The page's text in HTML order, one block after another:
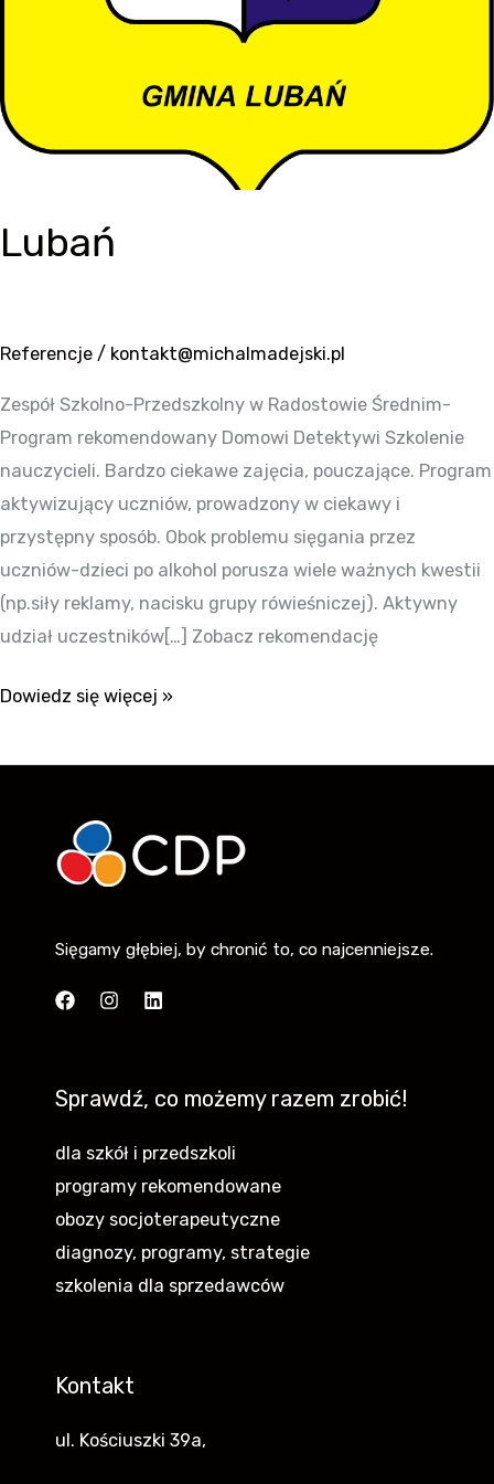
Lubań
Referencje / kontakt@michalmadejski.pl
Zespół Szkolno-Przedszkolny w Radostowie Średnim-
Program rekomendowany Domowi Detektywi Szkolenie
nauczycieli. Bardzo ciekawe zajęcia, pouczające. Program
aktywizujący uczniów, prowadzony w ciekawy i
przystępny sposób. Obok problemu sięgania przez
uczniów-dzieci po alkohol porusza wiele ważnych kwestii
(np.siły reklamy, nacisku grupy rówieśniczej). Aktywny
udział uczestników[…] Zobacz rekomendację
Dowiedz się więcej »
Sięgamy głębiej, by chronić to, co najcenniejsze.
Sprawdź, co możemy razem zrobić!
dla szkół i przedszkoli
programy rekomendowane
obozy socjoterapeutyczne
diagnozy, programy, strategie
szkolenia dla sprzedawców
Kontakt
ul. Kościuszki 39a,